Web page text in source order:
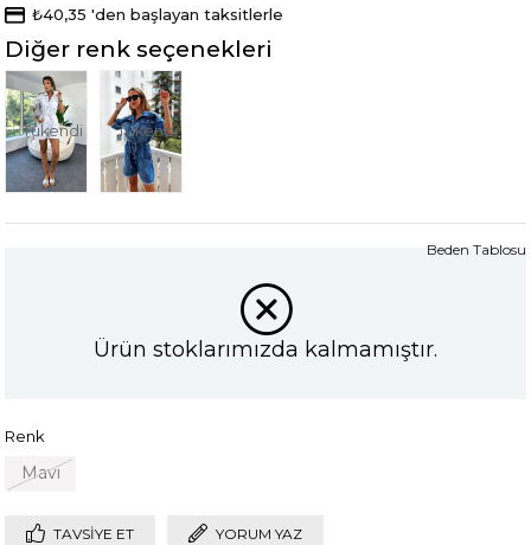
₺40,35 'den başlayan taksitlerle
Diğer renk seçenekleri
Tükendi Tükendi
Ürün stoklarımızda kalmamıştır.
Renk
Mavi
Beden Tablosu
TAVSIYE ET YORUM YAZ